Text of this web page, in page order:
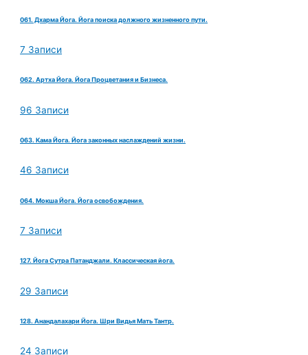
061. Дхарма Йога. Йога поиска должного жизненного пути.
7 Записи
062. Артха Йога. Йога Процветания и Бизнеса.
96 Записи
063. Кама Йога. Йога законных наслаждений жизни.
46 Записи
064. Мокша Йога. Йога освобождения.
7 Записи
127. Йога Сутра Патанджали. Классическая йога.
29 Записи
128. Анандалахари Йога. Шри Видья Мать Тантр.
24 Записи